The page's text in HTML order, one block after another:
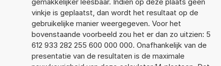
vinkje is geplaatst, dan wordt het resultaat op de
gebruikelijke manier weergegeven. Voor het
bovenstaande voorbeeld zou het er dan zo uitzien: 5
612 933 282 255 600 000 000. Onafhankelijk van de
presentatie van de resultaten is de maximale